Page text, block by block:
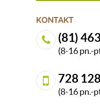
KONTAKT
(81)
(8-16 pn.-
728
(8-16 pn.-